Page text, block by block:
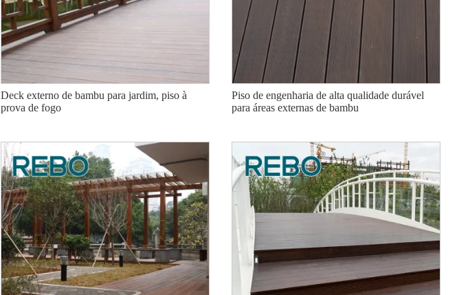
Deck externo de bambu para jardim, piso à
prova de fogo
Piso de engenharia de alta qualidade durável
para áreas externas de bambu